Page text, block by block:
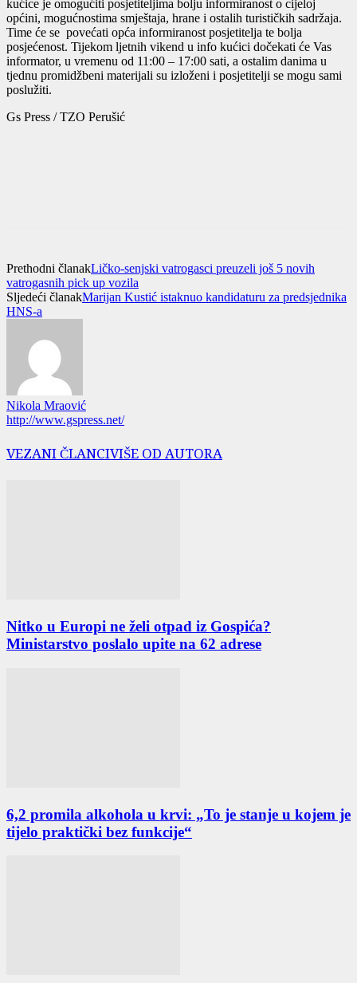
kućice je omogućiti posjetiteljima bolju informiranost o cijeloj
općini, mogućnostima smještaja, hrane i ostalih turističkih sadržaja.
Time će se povećati opća informiranost posjetitelja te bolja
posjećenost. Tijekom ljetnih vikend u info kućici dočekati će Vas
informator, u vremenu od 11:00 – 17:00 sati, a ostalim danima u
tjednu promidžbeni materijali su izloženi i posjetitelji se mogu sami
poslužiti.
Gs Press / TZO Perušić
Prethodni članakLičko-senjski vatrogasci preuzeli još 5 novih
vatrogasnih pick up vozila
Sljedeći članakMarijan Kustić istaknuo kandidaturu za predsjednika
HNS-a
Nikola Mraović
http://www.gspress.net/
VEZANI ČLANCIVIŠE OD AUTORA
Nitko u Europi ne želi otpad iz Gospića?
Ministarstvo poslalo upite na 62 adrese
6,2 promila alkohola u krvi: „To je stanje u kojem je
tijelo praktički bez funkcije“